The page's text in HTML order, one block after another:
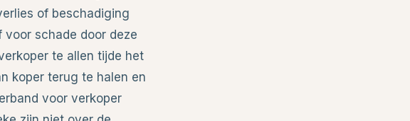
of beschadiging
schade door deze
te allen tijde het
koper terug te halen en
voor verkoper